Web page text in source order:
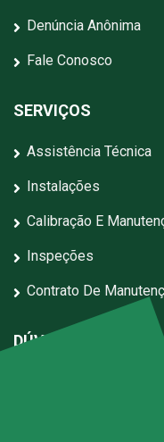
Denúncia Anônima
Fale Conosco
SERVIÇOS
Assistência Técnica
Instalações
Calibração E
Inspeções
Contrato De
DÚVIDAS?
Rua
Paulo - SP - CEP:
Estrada